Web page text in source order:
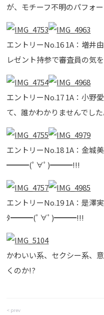
が、モチーフ不明のパフォ
エントリーNo.16 1A：増井
レゼント持参で審査員の気
エントリーNo.17 1A：小野
て、誰かわかりませんでし
エントリーNo.18 1A：金城
━━━(ﾟ∀ﾟ)━━━!!!
エントリーNo.19 1A：是澤
ﾀ━━━(ﾟ∀ﾟ)━━━!!!
かわいい系、セクシー系、
くのか!?
< prev